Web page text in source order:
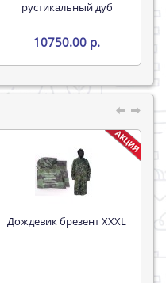
рустикальный дуб
10750.00 р.
Дождевик брезент XXXL